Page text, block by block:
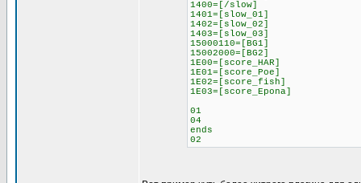
1400=[/slow]
1401=[slow_01]
1402=[slow_02]
1403=[slow_03]
15000110=[BG1]
15002000=[BG2]
1E00=[score_HAR]
1E01=[score_Poe]
1E02=[score_fish]
1E03=[score_Epona]
01
04
ends
02